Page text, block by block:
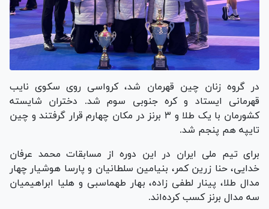
در گروه زنان چین قهرمان شد، کرواسی روی سکوی نایب
قهرمانی ایستاد و کره جنوبی سوم شد. دختران شایسته
کشورمان با یک طلا و ۳ برنز در مکان چهارم قرار گرفتند و چین
تایپه هم پنجم شد.
برای تیم ملی ایران در این دوره از مسابقات محمد عرفان
خدایی، حنا زرین کمر، بنیامین سلطانیان و پارسا هوشیار چهار
مدال طلا، پینار لطفی زاده، بهار طهماسبی و هلیا ابراهیمیان
سه مدال برنز کسب کرده‌اند.